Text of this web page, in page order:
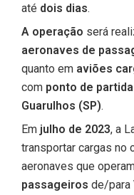
até dois dias.
A operação será
aeronaves de
quanto em aviões
com ponto de partida
Guarulhos (SP).
Em julho de 2023, a
transportar cargas no
aeronaves que
passageiros de/para